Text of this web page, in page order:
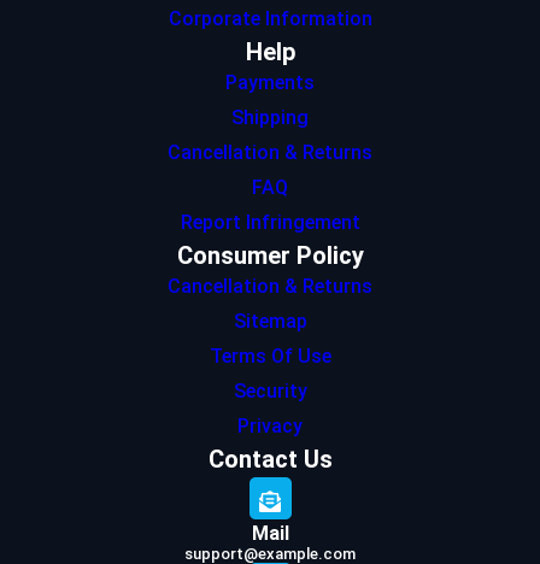
Corporate Information
Help
Payments
Shipping
Cancellation & Returns
FAQ
Report Infringement
Consumer Policy
Cancellation & Returns
Sitemap
Terms Of Use
Security
Privacy
Contact Us
Mail
support@example.com